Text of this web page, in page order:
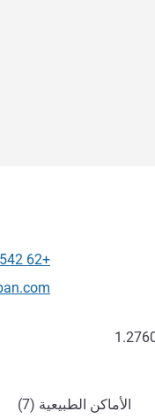
الهاتف
+62 542 820821
تواصل
الأماكن الطبيعية (7)